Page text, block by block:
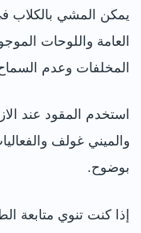
يمكن المشي بالكلاب
العامة واللوحات
المخلفات وعدم
استخدم المقود عند
والميني غولف
بوضوح.
إذا كنت تنوي متابعة